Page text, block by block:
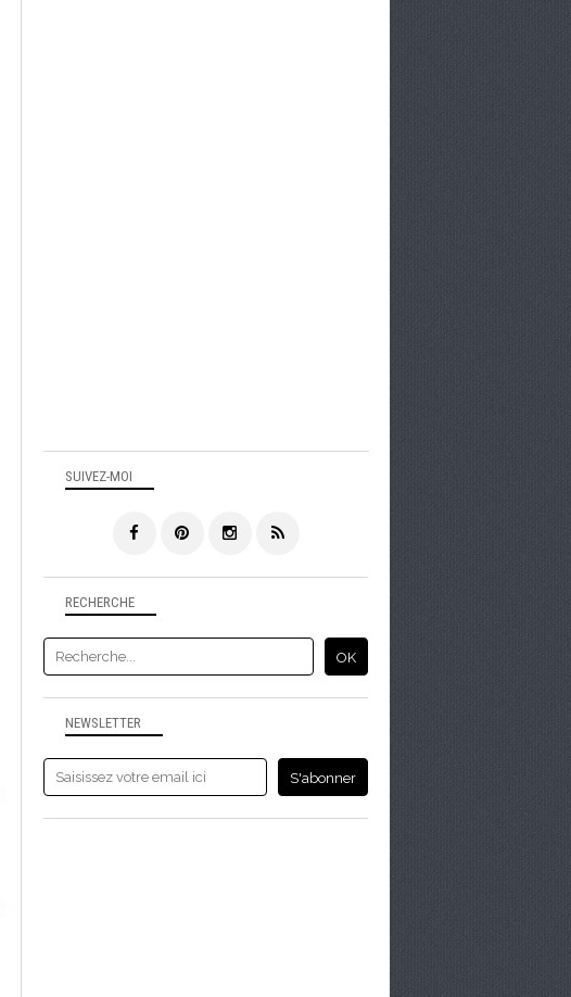
NEWSLETTER
SUIVEZ-MOI
RECHERCHE